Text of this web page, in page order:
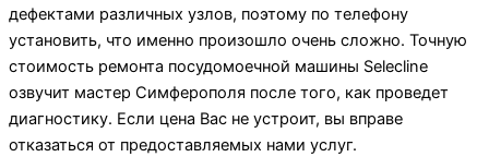
дефектами различных узлов, поэтому по телефону
установить, что именно произошло очень сложно. Точную
стоимость ремонта посудомоечной машины Selecline
озвучит мастер Симферополя после того, как проведет
диагностику. Если цена Вас не устроит, вы вправе
отказаться от предоставляемых нами услуг.